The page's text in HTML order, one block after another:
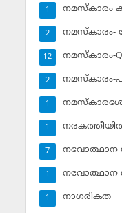
നമസ്‌കാരം
1
നമസ്‌കാരം-
2
നമസ്‌കാരം-
12
നമസ്‌കാരം-
2
1
1
നവോത്ഥാന
7
നവോത്ഥാന
1
നാഗരികത
1